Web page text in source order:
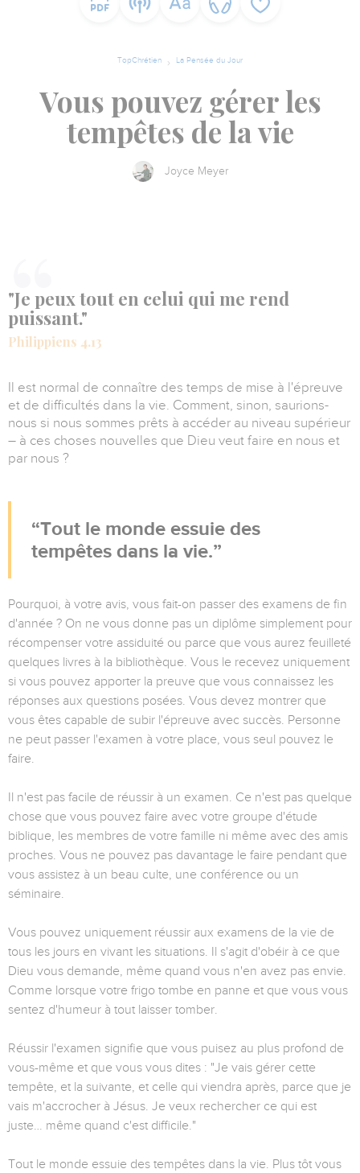
TopChrétien La Pensée du Jour
Vous pouvez gérer les
tempêtes de la vie
Joyce Meyer
"Je peux tout en celui qui me rend
puissant."
Philippiens 4.13
Il est normal de connaître des temps de mise à l'épreuve
et de difficultés dans la vie. Comment, sinon, saurions-
nous si nous sommes prêts à accéder au niveau supérieur
– à ces choses nouvelles que Dieu veut faire en nous et
par nous ?
Tout le monde essuie des
tempêtes dans la vie.
Pourquoi, à votre avis, vous fait-on passer des examens de fin
d'année ? On ne vous donne pas un diplôme simplement pour
récompenser votre assiduité ou parce que vous aurez feuilleté
quelques livres à la bibliothèque. Vous le recevez uniquement
si vous pouvez apporter la preuve que vous connaissez les
réponses aux questions posées. Vous devez montrer que
vous êtes capable de subir l'épreuve avec succès. Personne
ne peut passer l'examen à votre place, vous seul pouvez le
faire.
Il n'est pas facile de réussir à un examen. Ce n'est pas quelque
chose que vous pouvez faire avec votre groupe d'étude
biblique, les membres de votre famille ni même avec des amis
proches. Vous ne pouvez pas davantage le faire pendant que
vous assistez à un beau culte, une conférence ou un
séminaire.
Vous pouvez uniquement réussir aux examens de la vie de
tous les jours en vivant les situations. Il s'agit d'obéir à ce que
Dieu vous demande, même quand vous n'en avez pas envie.
Comme lorsque votre frigo tombe en panne et que vous vous
sentez d'humeur à tout laisser tomber.
Réussir l'examen signifie que vous puisez au plus profond de
vous-même et que vous vous dites : "Je vais gérer cette
tempête, et la suivante, et celle qui viendra après, parce que je
vais m'accrocher à Jésus. Je veux rechercher ce qui est
juste… même quand c'est difficile."
Tout le monde essuie des tempêtes dans la vie. Plus tôt vous